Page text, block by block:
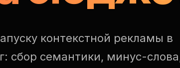
контекстной рекламы в
сбор семантики, минус-